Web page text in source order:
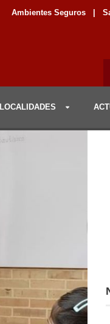
Ambientes Seguros
LOCALIDADES